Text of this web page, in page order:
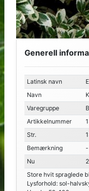
Generell
Latinsk navn
Navn
Varegruppe
Artikkelnummer
Str.
Bemærkning
-
Nu
Store hvit spraglede
Lysforhold: sol-